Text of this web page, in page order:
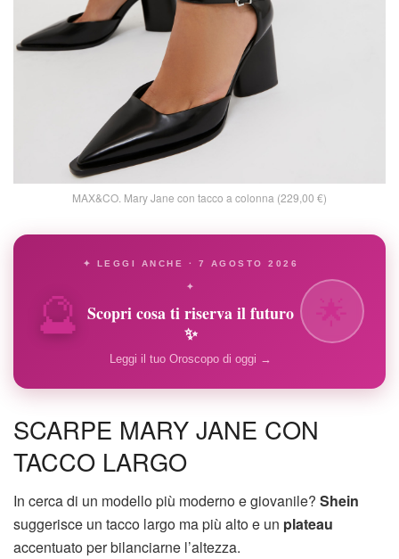
MAX&CO. Mary Jane con tacco a colonna (229,00 €)
🔮
✦ LEGGI ANCHE · 7 AGOSTO 2026
✦
Scopri cosa ti riserva il futuro
✨
Leggi il tuo Oroscopo di oggi →
SCARPE MARY JANE CON
TACCO LARGO
In cerca di un modello più moderno e giovanile? Shein
suggerisce un tacco largo ma più alto e un plateau
accentuato per bilanciarne l’altezza.